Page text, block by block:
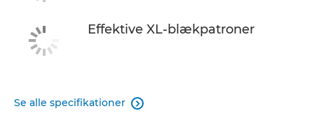
Effektive XL-blækpatroner
Se alle specifikationer 